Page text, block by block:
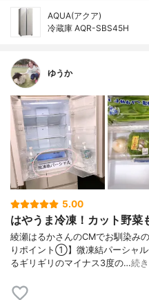
AQUA(アクア)
冷蔵庫 AQR-SBS45H
ゆうか
5.00
はやうま冷凍！カット野菜
綾瀬はるかさんのCMでお馴染み
りポイント①】微凍結パーシャ
るギリギリのマイナス3度の…続